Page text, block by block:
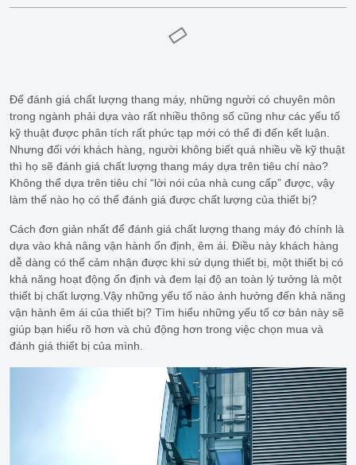
Để đánh giá chất lượng thang máy, những người có chuyên môn
trong ngành phải dựa vào rất nhiều thông số cũng như các yếu tố
kỹ thuật được phân tích rất phức tạp mới có thể đi đến kết luận.
Nhưng đối với khách hàng, người không biết quá nhiều về kỹ thuật
thì họ sẽ đánh giá chất lượng thang máy dựa trên tiêu chí nào?
Không thể dựa trên tiêu chí “lời nói của nhà cung cấp” được, vậy
làm thế nào họ có thể đánh giá được chất lượng của thiết bị?
Cách đơn giản nhất để đánh giá chất lượng thang máy đó chính là
dựa vào khả nâng vận hành ổn định, êm ái. Điều này khách hàng
dễ dàng có thể cảm nhận được khi sử dụng thiết bị, một thiết bị có
khả năng hoạt động ổn định và đem lại độ an toàn lý tưởng là một
thiết bị chất lượng.Vậy những yếu tố nào ảnh hưởng đến khả năng
vận hành êm ái của thiết bị? Tìm hiểu những yếu tố cơ bản này sẽ
giúp bạn hiểu rõ hơn và chủ động hơn trong việc chọn mua và
đánh giá thiết bị của mình.